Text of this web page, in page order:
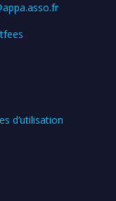
d’utilisation